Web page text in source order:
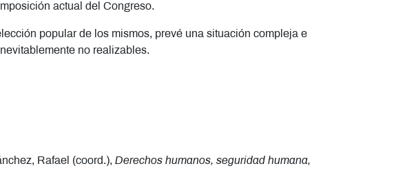
actual del Congreso.
popular de los mismos, prevé una situación compleja e
no realizables.
Rafael (coord.), Derechos humanos, seguridad humana,